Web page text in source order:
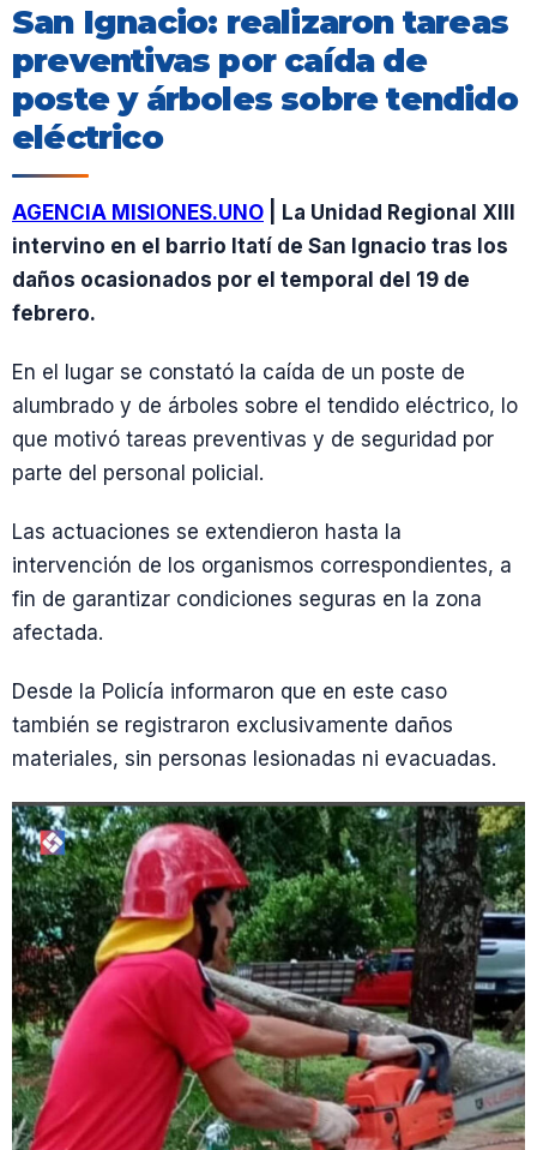
San Ignacio: realizaron tareas
preventivas por caída de
poste y árboles sobre tendido
eléctrico
AGENCIA MISIONES.UNO | La Unidad Regional XIII
intervino en el barrio Itatí de San Ignacio tras los
daños ocasionados por el temporal del 19 de
febrero.
En el lugar se constató la caída de un poste de
alumbrado y de árboles sobre el tendido eléctrico, lo
que motivó tareas preventivas y de seguridad por
parte del personal policial.
Las actuaciones se extendieron hasta la
intervención de los organismos correspondientes, a
fin de garantizar condiciones seguras en la zona
afectada.
Desde la Policía informaron que en este caso
también se registraron exclusivamente daños
materiales, sin personas lesionadas ni evacuadas.